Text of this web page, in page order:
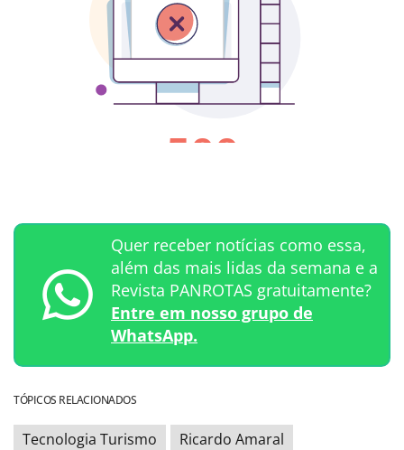
Quer receber notícias como essa,
além das mais lidas da semana e a
Revista PANROTAS gratuitamente?
Entre em nosso grupo de
WhatsApp.
TÓPICOS RELACIONADOS
Tecnologia Turismo
Ricardo Amaral